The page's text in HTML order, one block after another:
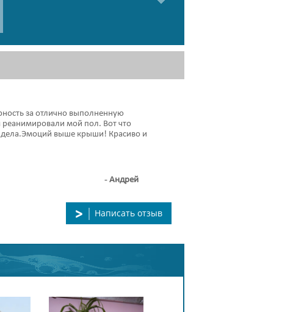
за отлично выполненную
реанимировали мой пол. Вот что
дела.Эмоций выше крыши! Красиво и
- Андрей
Написать отзыв